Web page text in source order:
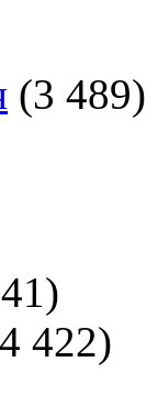
(3 489)
422)